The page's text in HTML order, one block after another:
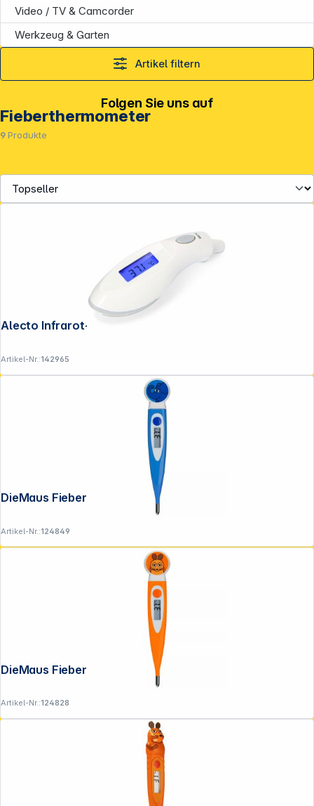
Video / TV & Camcorder
Werkzeug & Garten
Artikel filtern
Fieberthermometer
9 Produkte
Artikel-Nr.:142965
Artikel-Nr.:124849
Artikel-Nr.:124828
Folgen Sie uns auf